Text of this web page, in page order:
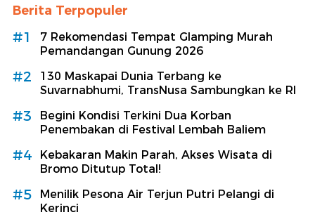
Berita Terpopuler
#1
7 Rekomendasi Tempat Glamping Murah
Pemandangan Gunung 2026
#2
130 Maskapai Dunia Terbang ke
Suvarnabhumi, TransNusa Sambungkan ke RI
#3
Begini Kondisi Terkini Dua Korban
Penembakan di Festival Lembah Baliem
#4
Kebakaran Makin Parah, Akses Wisata di
Bromo Ditutup Total!
#5
Menilik Pesona Air Terjun Putri Pelangi di
Kerinci